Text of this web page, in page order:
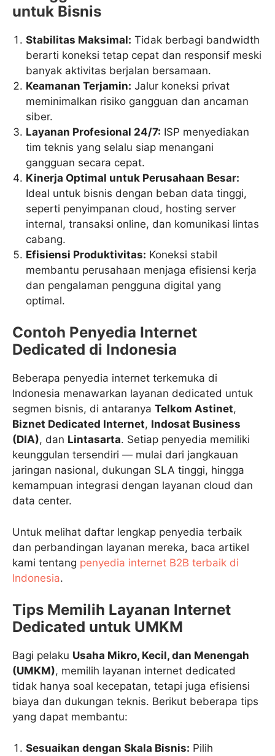
untuk Bisnis
Stabilitas Maksimal: Tidak berbagi bandwidth
berarti koneksi tetap cepat dan responsif meski
banyak aktivitas berjalan bersamaan.
Keamanan Terjamin: Jalur koneksi privat
meminimalkan risiko gangguan dan ancaman
siber.
Layanan Profesional 24/7: ISP menyediakan
tim teknis yang selalu siap menangani
gangguan secara cepat.
Kinerja Optimal untuk Perusahaan Besar:
Ideal untuk bisnis dengan beban data tinggi,
seperti penyimpanan cloud, hosting server
internal, transaksi online, dan komunikasi lintas
cabang.
Efisiensi Produktivitas: Koneksi stabil
membantu perusahaan menjaga efisiensi kerja
dan pengalaman pengguna digital yang
optimal.
Contoh Penyedia Internet
Dedicated di Indonesia
Beberapa penyedia internet terkemuka di
Indonesia menawarkan layanan dedicated untuk
segmen bisnis, di antaranya Telkom Astinet,
Biznet Dedicated Internet, Indosat Business
(DIA), dan Lintasarta. Setiap penyedia memiliki
keunggulan tersendiri — mulai dari jangkauan
jaringan nasional, dukungan SLA tinggi, hingga
kemampuan integrasi dengan layanan cloud dan
data center.
Untuk melihat daftar lengkap penyedia terbaik
dan perbandingan layanan mereka, baca artikel
kami tentang penyedia internet B2B terbaik di
Indonesia.
Tips Memilih Layanan Internet
Dedicated untuk UMKM
Bagi pelaku Usaha Mikro, Kecil, dan Menengah
(UMKM), memilih layanan internet dedicated
tidak hanya soal kecepatan, tetapi juga efisiensi
biaya dan dukungan teknis. Berikut beberapa tips
yang dapat membantu:
Sesuaikan dengan Skala Bisnis: Pilih